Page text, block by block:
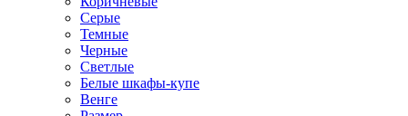
Серые
Темные
Черные
Светлые
Белые шкафы-купе
Венге